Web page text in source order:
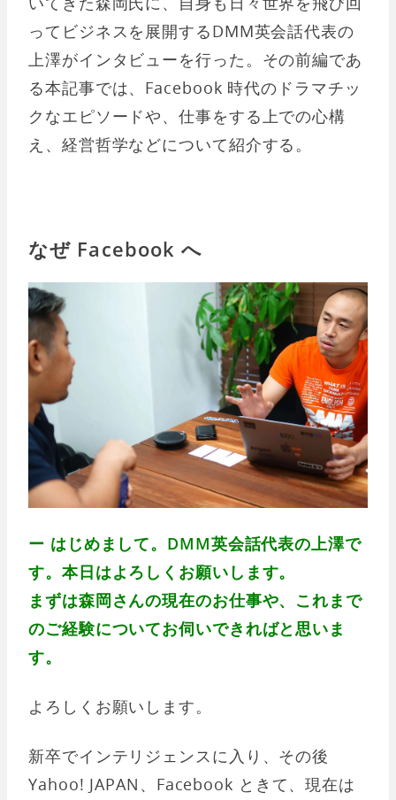
ってビジネスを展開するDMM英会話代表の
上澤がインタビューを行った。その前編であ
る本記事では、Facebook 時代のドラマチッ
クなエピソードや、仕事をする上での心構
え、経営哲学などについて紹介する。
なぜ Facebook へ
ー はじめまして。DMM英会話代表の上澤で
す。本日はよろしくお願いします。
まずは森岡さんの現在のお仕事や、これまで
のご経験についてお伺いできればと思いま
す。
よろしくお願いします。
新卒でインテリジェンスに入り、その後
Yahoo! JAPAN、Facebook ときて、現在は